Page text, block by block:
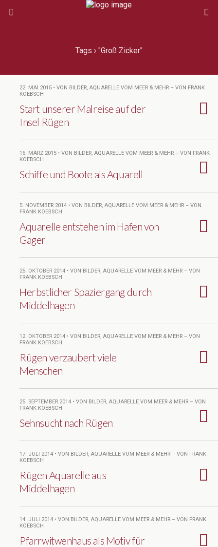
Tags › "Groß Zicker"
22. MAI 2015 • VON BILDER, AQUARELLE VOM MEER & MEHR – VON FRANK
KOEBSCH
Start unserer Malreise auf der
Insel Rügen
16. MÄRZ 2015 • VON BILDER, AQUARELLE VOM MEER & MEHR – VON FRANK
KOEBSCH
Schiffe und Boote als Aquarell
5. NOVEMBER 2014 • VON BILDER, AQUARELLE VOM MEER & MEHR – VON
FRANK KOEBSCH
Aquarelle entstehen im Hafen von
Gager
25. OKTOBER 2014 • VON BILDER, AQUARELLE VOM MEER & MEHR – VON
FRANK KOEBSCH
Herbstlicher Spaziergang durch
Middelhagen
12. OKTOBER 2014 • VON BILDER, AQUARELLE VOM MEER & MEHR – VON
FRANK KOEBSCH
Rügen verzaubert viele
Menschen
25. SEPTEMBER 2014 • VON BILDER, AQUARELLE VOM MEER & MEHR – VON
FRANK KOEBSCH
Sehnsucht nach Rügen
17. JULI 2014 • VON BILDER, AQUARELLE VOM MEER & MEHR – VON FRANK
KOEBSCH
Rügen Aquarelle aus
Middelhagen
14. JULI 2014 • VON BILDER, AQUARELLE VOM MEER & MEHR – VON FRANK
KOEBSCH
Pfarrwitwenhaus als Motiv für